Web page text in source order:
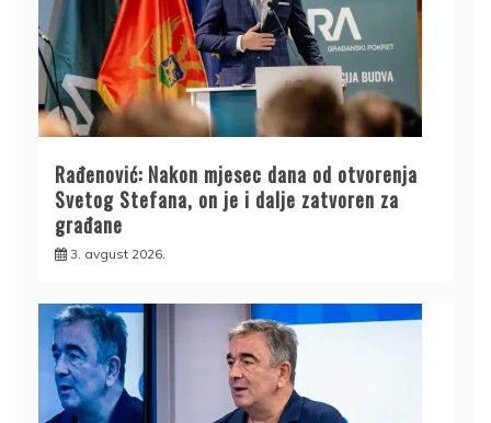
Rađenović: Nakon mjesec dana od otvorenja
Svetog Stefana, on je i dalje zatvoren za
građane
3. avgust 2026.